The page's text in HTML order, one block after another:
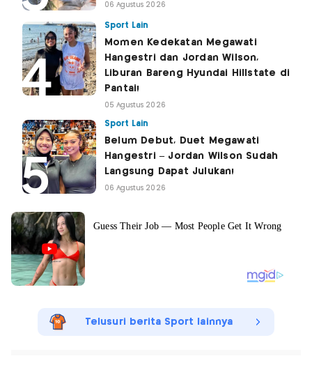
06 Agustus 2026
Sport Lain
Momen Kedekatan Megawati
Hangestri dan Jordan Wilson,
Liburan Bareng Hyundai Hillstate di
Pantai!
05 Agustus 2026
Sport Lain
Belum Debut, Duet Megawati
Hangestri – Jordan Wilson Sudah
Langsung Dapat Julukan!
06 Agustus 2026
Telusuri berita Sport lainnya